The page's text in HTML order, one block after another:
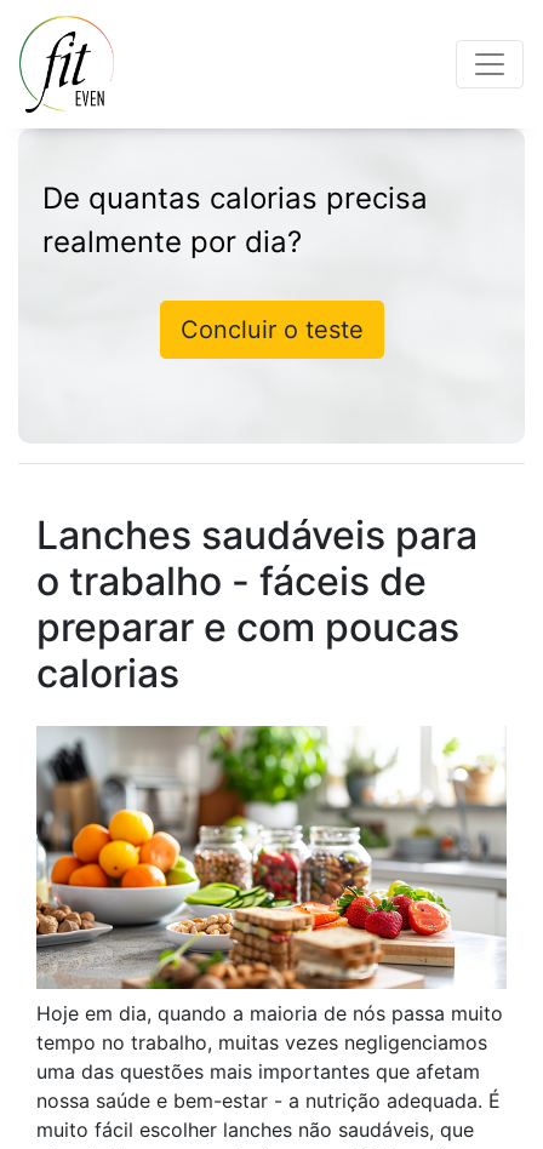
De quantas calorias precisa
realmente por dia?
Concluir o teste
Lanches saudáveis para
o trabalho - fáceis de
preparar e com poucas
calorias
Hoje em dia, quando a maioria de nós passa muito
tempo no trabalho, muitas vezes negligenciamos
uma das questões mais importantes que afetam
nossa saúde e bem-estar - a nutrição adequada. É
muito fácil escolher lanches não saudáveis, que